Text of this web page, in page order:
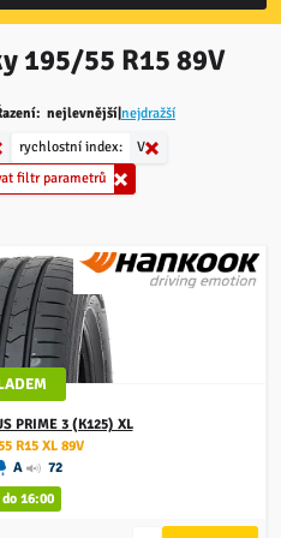
195/55 R15 89V
nejlevnější nejdražší
rychlostní index:
V
filtr parametrů
PRIME 3 (K125) XL
R15 XL 89V
A
72
16:00